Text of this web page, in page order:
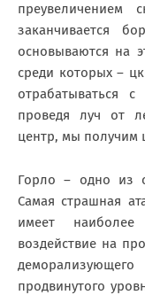
преувеличением
заканчивается
основываются на
среди которых –
отрабатываться
проведя луч от
центр, мы получим
Горло – одно из
Самая страшная
имеет наиболее
воздействие на
продвинутого